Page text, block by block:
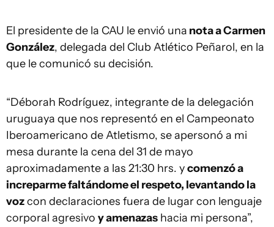
El presidente de la CAU le envió una nota a Carmen
González, delegada del Club Atlético Peñarol, en la
que le comunicó su decisión.
“Déborah Rodríguez, integrante de la delegación
uruguaya que nos representó en el Campeonato
Iberoamericano de Atletismo, se apersonó a mi
mesa durante la cena del 31 de mayo
aproximadamente a las 21:30 hrs. ycomenzó a
increparme faltándome el respeto, levantando la
vozcon declaraciones fuera de lugar con lenguaje
corporal agresivo y amenazas hacia mi persona”,